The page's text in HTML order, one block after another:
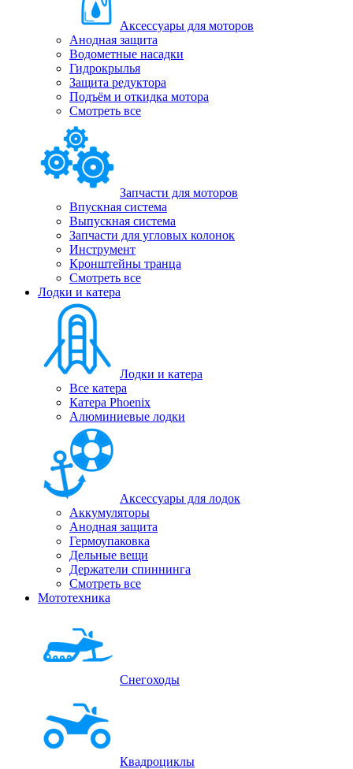
Аксессуары для моторов
Анодная защита
Водометные насадки
Гидрокрылья
Защита редуктора
Подъём и откидка мотора
Смотреть все
Запчасти для моторов
Впускная система
Выпускная система
Запчасти для угловых колонок
Инструмент
Кронштейны транца
Смотреть все
Лодки и катера
Лодки и катера
Все катера
Катера Phoenix
Алюминиевые лодки
Аксессуары для лодок
Аккумуляторы
Анодная защита
Гермоупаковка
Дельные вещи
Держатели спиннинга
Смотреть все
Мототехника
Снегоходы
Квадроциклы